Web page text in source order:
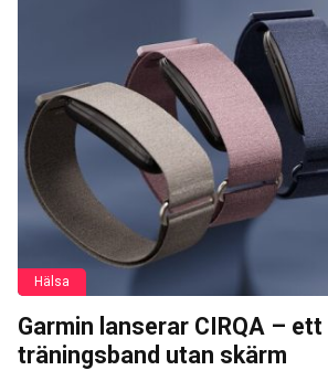
Hälsa
Garmin lanserar CIRQA –
träningsband utan skärm